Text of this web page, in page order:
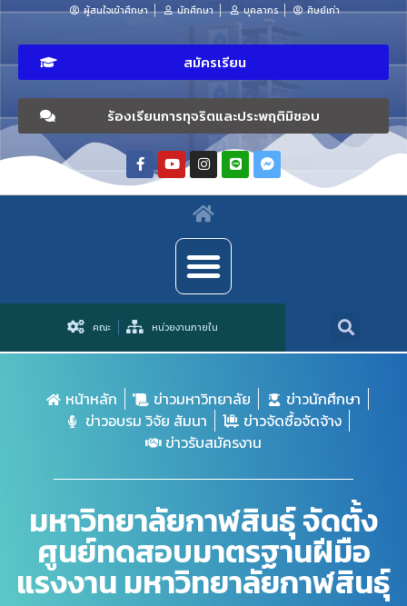
ผู้สนใจเข้าศึกษา นักศึกษา บุคลากร ศิษย์เก่า
สมัครเรียน
ร้องเรียนการทุจริตและประพฤติมิชอบ
คณะ หน่วยงานภายใน
หน้าหลัก ข่าวมหาวิทยาลัย
ข่าวนักศึกษา
ข่าวอบรม วิจัย สัมนา
ข่าวจัดซื้อจัดจ้าง
ข่าวรับสมัครงาน
มหาวิทยาลัยกาฬสินธุ์ จัดตั้ง
ศูนย์ทดสอบมาตรฐานฝีมือ
แรงงาน มหาวิทยาลัยกาฬสินธุ์